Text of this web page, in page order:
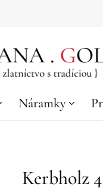
Náramky
Kerbholz